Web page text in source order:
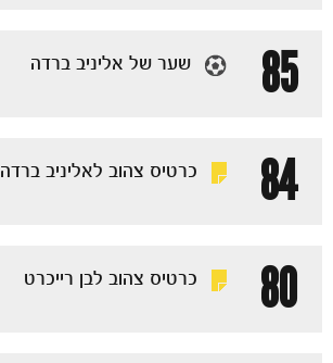
הקבוצות
85 שער של אליניב ברדה
84 כרטיס צהוב לאליניב ברדה
80 כרטיס צהוב לבן רייכרט